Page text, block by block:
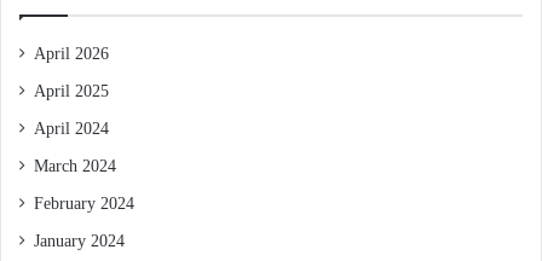
April 2026
April 2025
April 2024
March 2024
February 2024
January 2024